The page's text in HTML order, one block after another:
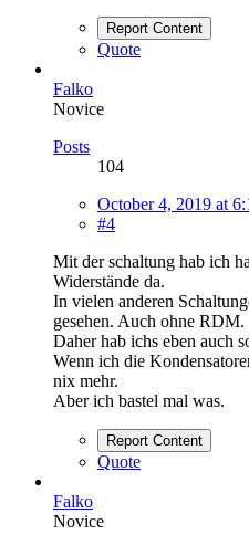
Report Content
Quote
Falko
Novice
Posts
104
October 4, 2019 at
#4
Mit der schaltung hab ich
Widerstände da.
In vielen anderen
gesehen. Auch ohne RDM.
Daher hab ichs eben auch
Wenn ich die
nix mehr.
Aber ich bastel mal was.
Report Content
Quote
Falko
Novice